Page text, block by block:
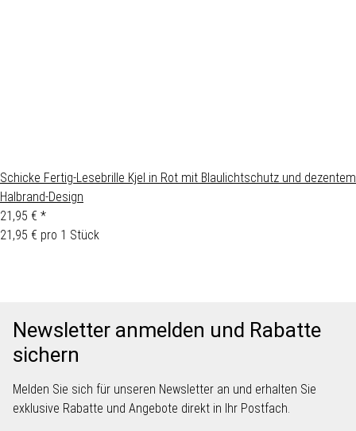
Schicke Fertig-Lesebrille Kjel in Rot mit Blaulichtschutz und dezentem
Halbrand-Design
21,95 € *
21,95 € pro 1 Stück
Newsletter anmelden und Rabatte
sichern
Melden Sie sich für unseren Newsletter an und erhalten Sie
exklusive Rabatte und Angebote direkt in Ihr Postfach.